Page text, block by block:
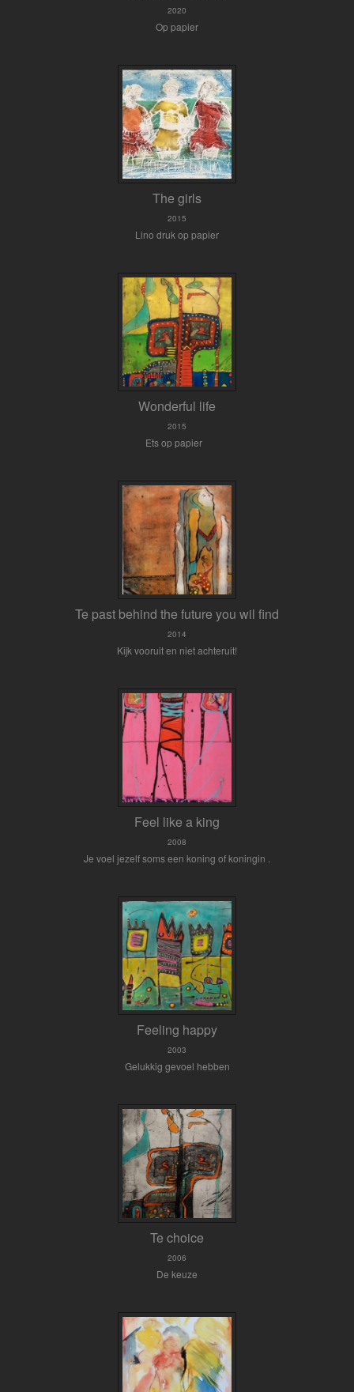
2020
Op papier
The girls
2015
Lino druk op papier
Wonderful life
2015
Ets op papier
Te past behind the future you wil find
2014
Kijk vooruit en niet achteruit!
Feel like a king
2008
Je voel jezelf soms een koning of koningin .
Feeling happy
2003
Gelukkig gevoel hebben
Te choice
2006
De keuze